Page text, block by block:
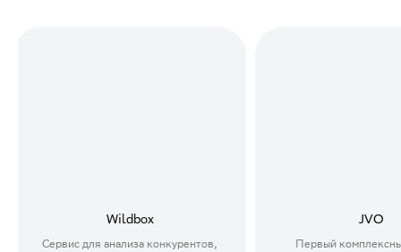
JVO
Первый комплексный сервис
Сервис аналитики